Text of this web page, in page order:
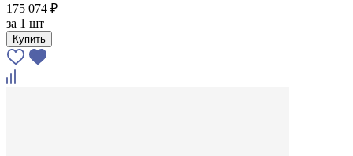
175 074 ₽
за 1 шт
Купить